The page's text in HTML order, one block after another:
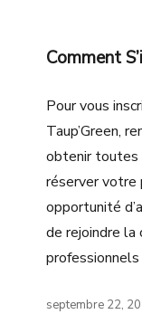
Comment
Pour vous
Taup’Green,
obtenir toutes
réserver votre
opportunité
de rejoindre la
professionnels
Posted
septembre 22,